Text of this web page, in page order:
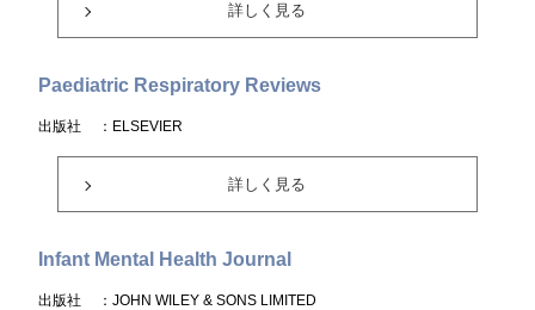
詳しく見る
Paediatric Respiratory Reviews
出版社 ：ELSEVIER
詳しく見る
Infant Mental Health Journal
出版社 ：JOHN WILEY & SONS LIMITED